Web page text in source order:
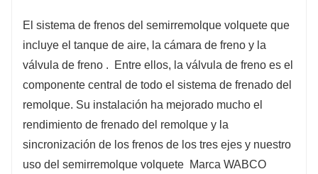
El sistema de frenos del semirremolque volquete que
incluye el tanque de aire, la cámara de freno y la
válvula de freno .
Entre ellos, la válvula de freno es el
componente central de todo el sistema de frenado del
remolque. Su instalación ha mejorado mucho el
rendimiento de frenado del remolque y la
sincronización de los frenos de los tres ejes y nuestro
uso del semirremolque volquete Marca WABCO